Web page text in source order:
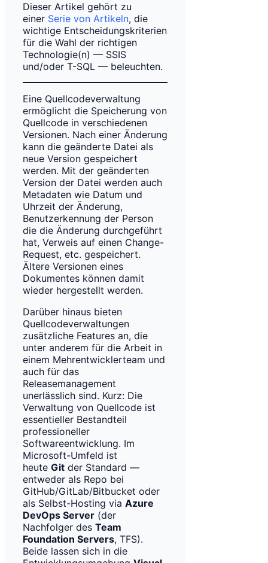
Dieser Artikel gehört zu
einer Serie von Artikeln, die
wichtige Entscheidungskriterien
für die Wahl der richtigen
Technologie(n) — SSIS
und/oder T-SQL — beleuchten.
Eine Quellcodeverwaltung
ermöglicht die Speicherung von
Quellcode in verschiedenen
Versionen. Nach einer Änderung
kann die geänderte Datei als
neue Version gespeichert
werden. Mit der geänderten
Version der Datei werden auch
Metadaten wie Datum und
Uhrzeit der Änderung,
Benutzerkennung der Person
die die Änderung durchgeführt
hat, Verweis auf einen Change-
Request, etc. gespeichert.
Ältere Versionen eines
Dokumentes können damit
wieder hergestellt werden.
Darüber hinaus bieten
Quellcodeverwaltungen
zusätzliche Features an, die
unter anderem für die Arbeit in
einem Mehrentwicklerteam und
auch für das
Releasemanagement
unerlässlich sind. Kurz: Die
Verwaltung von Quellcode ist
essentieller Bestandteil
professioneller
Softwareentwicklung. Im
Microsoft-Umfeld ist
heute Git der Standard —
entweder als Repo bei
GitHub/GitLab/Bitbucket oder
als Selbst-Hosting via Azure
DevOps Server (der
Nachfolger des Team
Foundation Servers, TFS).
Beide lassen sich in die